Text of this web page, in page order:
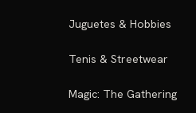
Juguetes & Hobbies
Tenis & Streetwear
Magic: The Gathering